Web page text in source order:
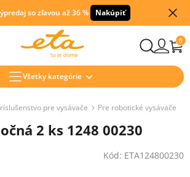
so zľavou až 36 % Nakúpiť
0
Všetky kategórie
pre vysávače Pre robotické vysávače
2 ks 1248 00230
Kód: ETA124800230